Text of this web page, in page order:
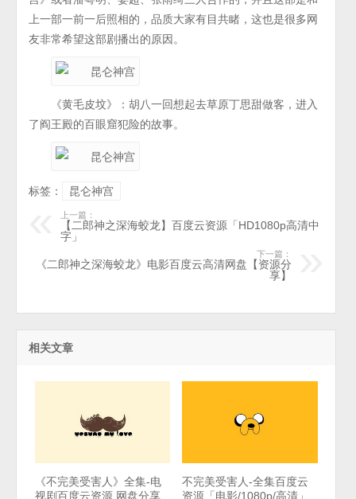
上一部一前一后照相的，品质大家有目共睹，这也是很多网
友非常希望这部剧播出的原因。
《黄毛皮坟》：胡八一回想起去草原丁思甜做客，进入
了阎王殿的百眼窟犯险的故事。
标签： 昆仑神宫
上一篇：
【二郎神之深海蛟龙】百度云资源「HD1080p高清中
字」
下一篇：
《二郎神之深海蛟龙》电影百度云高清网盘【资源分
享】
相关文章
《不完美受害人》全集-电
视剧百度云资源 网盘分享
不完美受害人-全集百度云
资源「电影/1080p/高清」